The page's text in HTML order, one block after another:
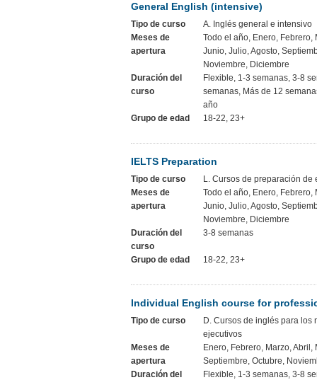
General English (intensive)
Tipo de curso
A. Inglés general e intensivo
Meses de
apertura
Todo el año, Enero, Febrero,
Junio, Julio, Agosto,
Noviembre, Diciembre
Duración del
curso
Flexible, 1-3 semanas, 3-8
semanas, Más de 12
año
Grupo de edad
18-22, 23+
IELTS Preparation
Tipo de curso
L. Cursos de preparación de
Meses de
apertura
Todo el año, Enero, Febrero,
Junio, Julio, Agosto,
Noviembre, Diciembre
Duración del
curso
3-8 semanas
Grupo de edad 18-22, 23+
Individual English course for
Tipo de curso
D. Cursos de inglés para los
ejecutivos
Meses de
apertura
Enero, Febrero, Marzo, Abril,
Septiembre, Octubre,
Duración del
Flexible, 1-3 semanas, 3-8